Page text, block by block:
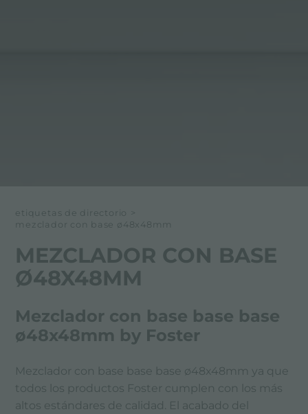
etiquetas de directorio
>
mezclador con base ø48x48mm
MEZCLADOR CON BASE
Ø48X48MM
Mezclador con base base base
ø48x48mm by Foster
Mezclador con base base base ø48x48mm ya que
todos los productos Foster cumplen con los más
altos estándares de calidad. El acabado del